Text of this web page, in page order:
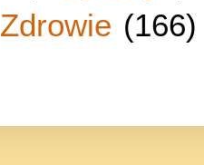
Zdrowie (166)